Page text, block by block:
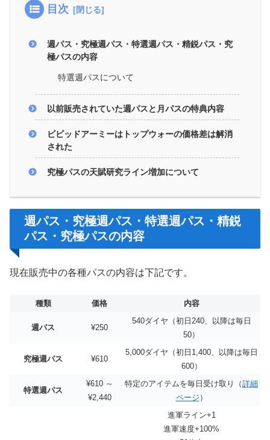
目次
週パス・究極週パス・特選週パス・精鋭パス・究
極パスの内容
特選週パスについて
以前販売されていた週パスと月パスの特典内容
ビビッドアーミーはトップウォーの価格差は解消
された
究極パスの天賦研究ライン増加について
週パス・究極週パス・特選週パス・精鋭
パス・究極パスの内容
現在販売中の各種パスの内容は下記です。
種類 価格 内容
週パス ¥250
540ダイヤ（初日240、以降は毎日
50）
究極週パス ¥610
5,000ダイヤ（初日1,400、以降は毎日
600）
特選週パス
¥610 ～
¥2,440
特定のアイテムを毎日受け取り（詳細
ページ ）
進軍ライン+1
進軍速度+100%